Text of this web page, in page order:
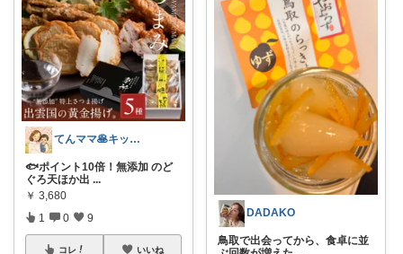
てんママ🥞キッチン雑貨と育児グッズ
🐟ポイント10倍！無添加 のど
ぐろ天ほか出 ...
￥ 3,680
1 0 9
コレ いいね
DADAKO
鳥取で出会ってから、食卓に並